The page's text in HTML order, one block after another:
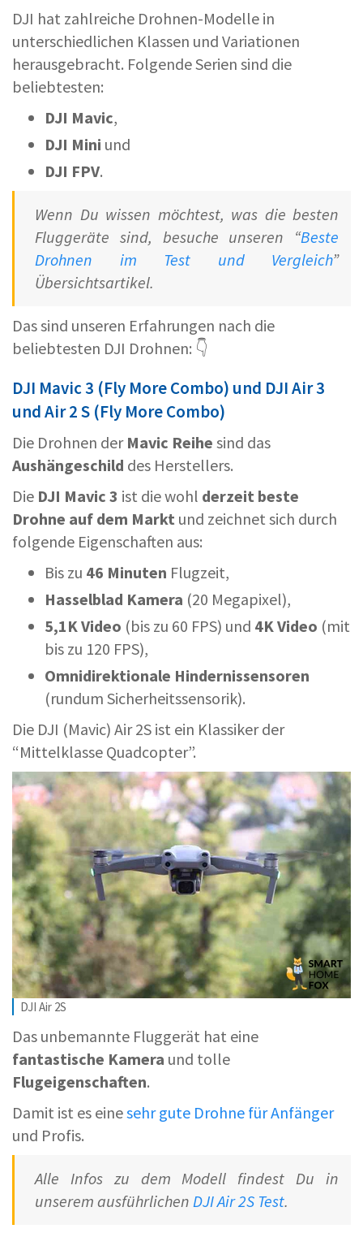
DJI hat zahlreiche Drohnen-Modelle in
unterschiedlichen Klassen und Variationen
herausgebracht. Folgende Serien sind die
beliebtesten:
DJI Mavic,
DJI Mini und
DJI FPV.
Wenn Du wissen möchtest, was die besten
Fluggeräte sind, besuche unseren “Beste
Drohnen im Test und Vergleich”
Übersichtsartikel.
Das sind unseren Erfahrungen nach die
beliebtesten DJI Drohnen: 👇
DJI Mavic 3 (Fly More Combo) und DJI Air 3
und Air 2 S (Fly More Combo)
Die Drohnen der Mavic Reihe sind das
Aushängeschild des Herstellers.
Die DJI Mavic 3 ist die wohl derzeit beste
Drohne auf dem Markt und zeichnet sich durch
folgende Eigenschaften aus:
Bis zu 46 Minuten Flugzeit,
Hasselblad Kamera (20 Megapixel),
5,1K Video (bis zu 60 FPS) und 4K Video (mit
bis zu 120 FPS),
Omnidirektionale Hindernissensoren
(rundum Sicherheitssensorik).
Die DJI (Mavic) Air 2S ist ein Klassiker der
“Mittelklasse Quadcopter”.
DJI Air 2S
Das unbemannte Fluggerät hat eine
fantastische Kamera und tolle
Flugeigenschaften.
Damit ist es einesehr gute Drohne für Anfänger
und Profis.
Alle Infos zu dem Modell findest Du in
unserem ausführlichen DJI Air 2S Test.